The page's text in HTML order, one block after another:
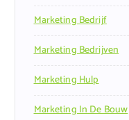
Marketing Bedrijf
Marketing Bedrijven
Marketing Hulp
Marketing In De Bouw